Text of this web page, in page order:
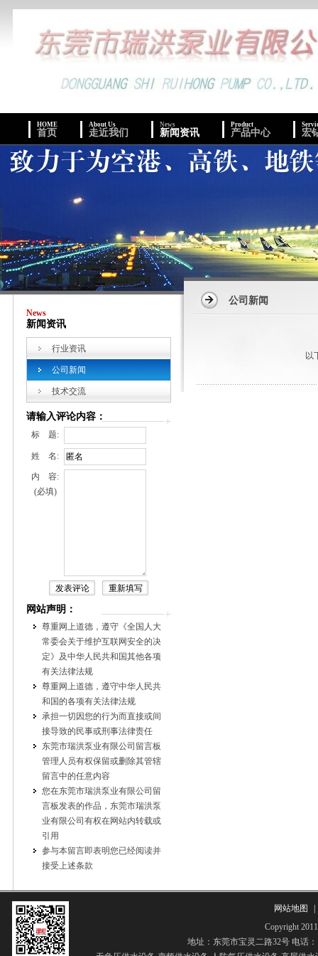
HOME
首页
About Us
走近我们
News
新闻资讯
Product
产品中心 宏
News
新闻资讯
行业资讯
公司新闻
技术交流
请输入评论内容：
标 题:
姓 名:
内 容:
(必填)
网站声明：
尊重网上道德，遵守《全国人大
常委会关于维护互联网安全的决
定》及中华人民共和国其他各项
有关法律法规
尊重网上道德，遵守中华人民共
和国的各项有关法律法规
承担一切因您的行为而直接或间
接导致的民事或刑事法律责任
东莞市瑞洪泵业有限公司留言板
管理人员有权保留或删除其管辖
留言中的任意内容
您在东莞市瑞洪泵业有限公司留
言板发表的作品，东莞市瑞洪泵
业有限公司有权在网站内转载或
引用
参与本留言即表明您已经阅读并
接受上述条款
公司新闻
以
网站地图
Copyright
地址：东莞市宝灵二路32号 电话：